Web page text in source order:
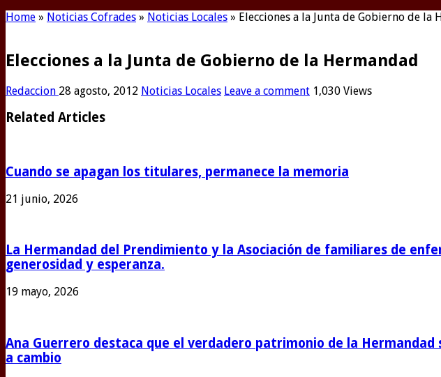
Home » Noticias Cofrades » Noticias Locales » Elecciones a la Junta de Gobierno de la
Elecciones a la Junta de Gobierno de la Hermandad
Redaccion 28 agosto, 2012 Noticias Locales Leave a comment 1,030 Views
Related Articles
Cuando se apagan los titulares, permanece la memoria
21 junio, 2026
La Hermandad del Prendimiento y la Asociación de familiares de
generosidad y esperanza.
19 mayo, 2026
Ana Guerrero destaca que el verdadero patrimonio de la
a cambio